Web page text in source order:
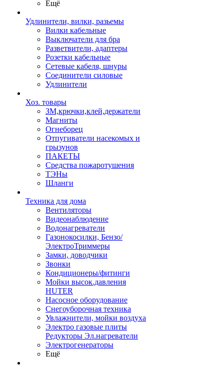
Ещё
Удлинители, вилки, разьемы
Вилки кабельные
Выключатели для бра
Разветвители, адаптеры
Розетки кабельные
Сетевые кабеля, шнуры
Соединители силовые
Удлинители
Хоз. товары
ЗМ,крючки,клей,держатели
Магниты
Огнеборец
Отпугиватели насекомых и
грызунов
ПАКЕТЫ
Средства пожаротушения
ТЭНы
Шланги
Техника для дома
Вентиляторы
Видеонаблюдение
Водонагреватели
Газонокосилки, Бензо/
ЭлектроТриммеры
Замки, доводчики
Звонки
Кондиционеры/фитинги
Мойки высок.давления
HUTER
Насосное оборудование
Снегоуборочная техника
Увлажнители, мойки воздуха
Электро газовые плиты
Редукторы Эл.нагреватели
Электрогенераторы
Ещё